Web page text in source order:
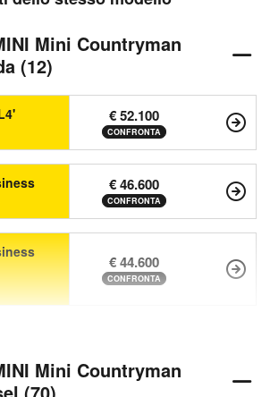
Mini Countryman
(12)
€ 52.100
CONFRONTA
€ 46.600
CONFRONTA
€ 44.600
CONFRONTA
Mini Countryman